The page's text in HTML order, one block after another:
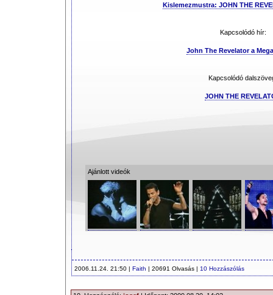
Kislemezmustra: JOHN THE
Kapcsolódó hír:
John The Revelator a
Kapcsolódó
JOHN THE
Ajánlott videók
2006.11.24. 21:50 | Faith | 20691 Olvasás | 10 Hozzászólás